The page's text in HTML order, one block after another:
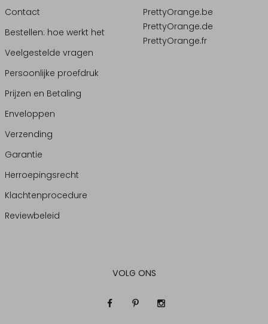
Contact
Bestellen: hoe werkt het
Veelgestelde vragen
Persoonlijke proefdruk
Prijzen en Betaling
Enveloppen
Verzending
Garantie
Herroepingsrecht
Klachtenprocedure
Reviewbeleid
PrettyOrange.be
PrettyOrange.de
PrettyOrange.fr
VOLG ONS